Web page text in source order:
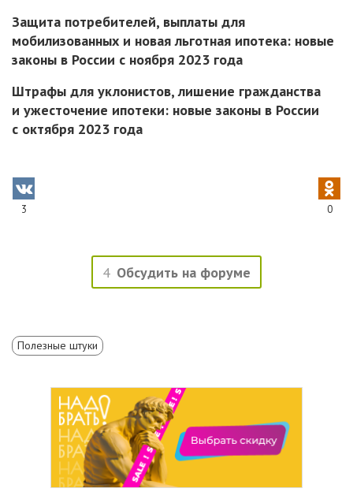
Защита потребителей, выплаты для
мобилизованных и новая льготная ипотека: новые
законы в России с ноября 2023 года
Штрафы для уклонистов, лишение гражданства
и ужесточение ипотеки: новые законы в России
с октября 2023 года
3 0
4 Обсудить на форуме
Полезные штуки